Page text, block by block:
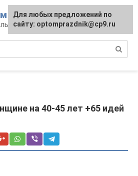
и детей
на 40-45 лет +65 идей
Для любых предложений по
сайту: optomprazdnik@cp9.ru